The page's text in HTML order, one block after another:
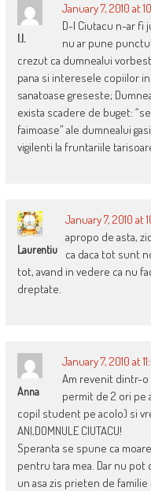
I.I.
January 7, 2010 at
D-l Ciutacu n-ar fi
nu ar pune
crezut ca dumnealui
pana si interesele copiilor
sanatoase greseste;
exista scadere de buget:
faimoase” ale dumnealui
vigilenti la fruntariile
Laurentiu
January 7, 2010 at
apropo de asta,
ca daca tot sunt
tot, avand in vedere ca nu
dreptate.
Anna
January 7, 2010 at
Am revenit dintr-o
permit de 2 ori pe
copil student pe acolo) si
ANI,DOMNULE CIUTACU!
Speranta se spune ca
pentru tara mea. Dar nu pot
un asa zis prieten de